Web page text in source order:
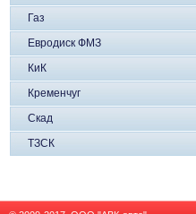
Газ
Евродиск ФМЗ
КиК
Кременчуг
Скад
ТЗСК